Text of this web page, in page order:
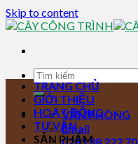
Skip to content
VĂN PHÒNG
Email
TRANG CHỦ
GIỚI THIỆU
HOẠT ĐỘNG
TƯ VẤN
SẢN PHẨM